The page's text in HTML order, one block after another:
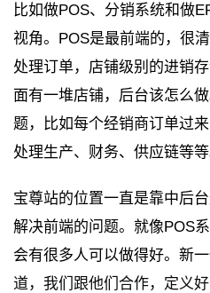
比如做POS、分销系统和做
视角。POS是最前端的，很
处理订单，店铺级别的进销
面有一堆店铺，后台该怎么
题，比如每个经销商订单过
处理生产、财务、供应链等等
宝尊站的位置一直是靠中后
解决前端的问题。就像POS
会有很多人可以做得好。新
道，我们跟他们合作，定义